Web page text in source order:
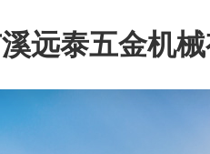
远泰五金机